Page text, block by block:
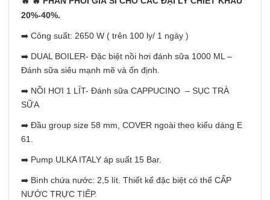
20%-40%.
➡️ Công suất: 2650 W ( trên 100 ly/ 1 ngày )
➡️ DUAL BOILER- Đặc biệt nồi hơi đánh sữa 1000 ML –
Đánh sữa siêu mạnh mẽ và ổn định.
➡️ NỒI HƠI 1 LÍT- Đánh sữa CAPPUCINO – SỤC TRÀ
SỮA
➡️ Đầu group size 58 mm, COVER ngoài theo kiểu dáng E
61.
➡️ Pump ULKA ITALY áp suất 15 Bar.
➡️ Bình chứa nước: 2,5 lít. Thiết kế đặc biệt có thể CẤP
NƯỚC TRỰC TIẾP.